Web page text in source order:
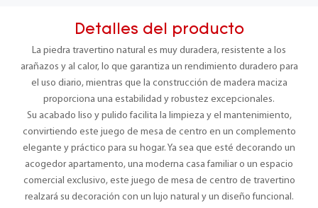
Detalles del producto
La piedra travertino natural es muy duradera, resistente a los
arañazos y al calor, lo que garantiza un rendimiento duradero para
el uso diario, mientras que la construcción de madera maciza
proporciona una estabilidad y robustez excepcionales.
Su acabado liso y pulido facilita la limpieza y el mantenimiento,
convirtiendo este juego de mesa de centro en un complemento
elegante y práctico para su hogar. Ya sea que esté decorando un
acogedor apartamento, una moderna casa familiar o un espacio
comercial exclusivo, este juego de mesa de centro de travertino
realzará su decoración con un lujo natural y un diseño funcional.